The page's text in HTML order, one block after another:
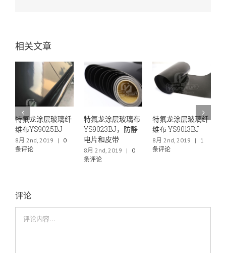
相关文章
涂层玻璃纤
2019 | 0
特氟龙涂层玻璃布
YS9023BJ，防静
电片和皮带
8月 2nd, 2019 | 0
特氟龙涂层玻璃纤
维布 YS9013BJ
8月 2nd, 2019 | 1
条评论
特氟龙薄
布YS6040
6月 29th,
评论